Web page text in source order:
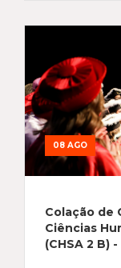
08 AGO
Colação de
Ciências
(CHSA 2 B)